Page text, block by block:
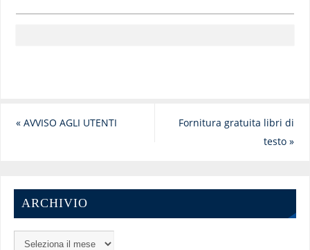
«AVVISO AGLI UTENTI
Fornitura gratuita libri di
testo»
ARCHIVIO